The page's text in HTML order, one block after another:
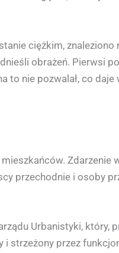
ciężkim,
obrażeń. Pierwsi
to nie pozwalał, co daje
Zdarzenie
przechodnie i osoby
Urbanistyki, który,
i strzeżony przez